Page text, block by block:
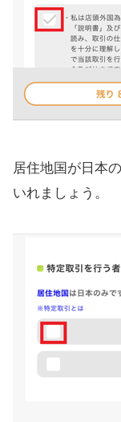
居住地国が日本
いれましょう。